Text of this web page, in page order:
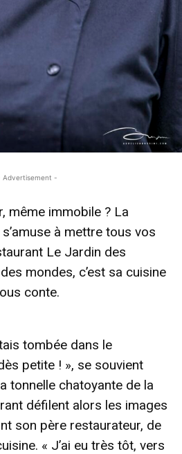
Advertisement -
même immobile ? La
à mettre tous vos
Le Jardin des
mondes, c’est sa cuisine
conte.
tombée dans le
petite ! », se souvient
tonnelle chatoyante de la
défilent alors les images
son père restaurateur, de
« J’ai eu très tôt, vers